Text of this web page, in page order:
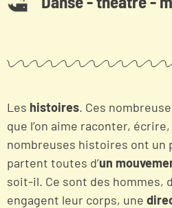
Les histoires. Ces
que l’on aime raconter,
nombreuses histoires ont un
partent toutes d’un
soit-il. Ce sont des hommes,
engagent leur corps, une